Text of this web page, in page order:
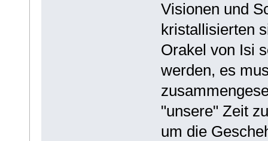
Visionen und
kristallisierten
Orakel von Isi
werden, es
"unsere" Zeit
um die